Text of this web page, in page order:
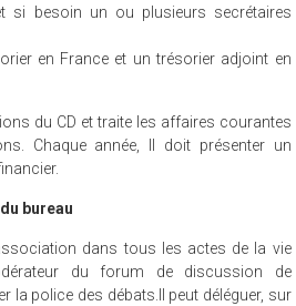
si besoin un ou plusieurs secrétaires
en France et un trésorier adjoint en
du CD et traite les affaires courantes
Chaque année, Il doit présenter un
bureau
dans tous les actes de la vie
du forum de discussion de
la police des débats.Il peut déléguer, sur